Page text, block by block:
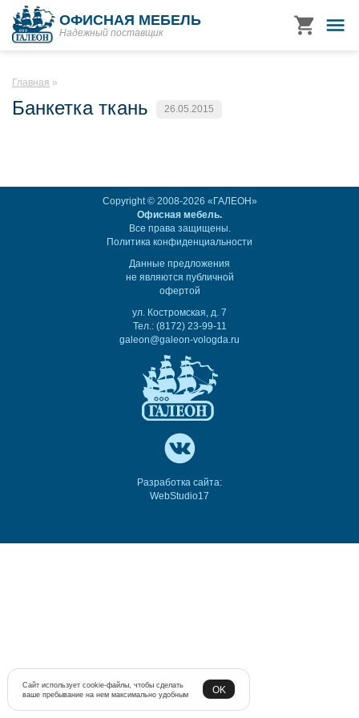
ОФИСНАЯ МЕБЕЛЬ
Надежный поставщик
Главная
Банкетка ткань 26.05.2015
Copyright © 2008-2026 «ГАЛЕОН»
Офисная мебель.
Все права защищены.
Политика конфиденциальности
Данные предложения
не являются публичной
офертой
ул. Костромская, д. 7
Тел.: (8172) 23-99-11
galeon@galeon-vologda.ru
Разработка сайта:
WebStudio17
Сайт использует cookie-файлы, чтобы сделать
ваше пребывание на нем максимально удобным
OK